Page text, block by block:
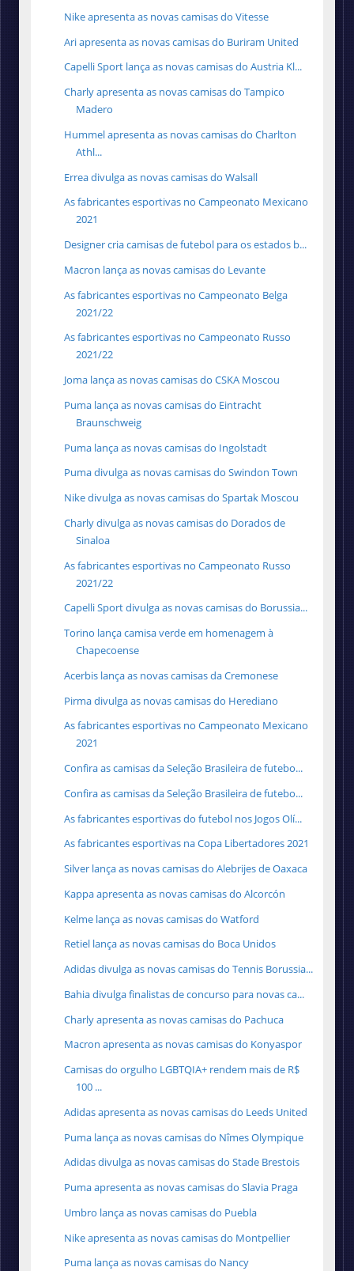
Nike apresenta as novas camisas do Vitesse
Ari apresenta as novas camisas do Buriram United
Capelli Sport lança as novas camisas do Austria Kl...
Charly apresenta as novas camisas do Tampico
Madero
Hummel apresenta as novas camisas do Charlton
Athl...
Errea divulga as novas camisas do Walsall
As fabricantes esportivas no Campeonato Mexicano
2021
Designer cria camisas de futebol para os estados b...
Macron lança as novas camisas do Levante
As fabricantes esportivas no Campeonato Belga
2021/22
As fabricantes esportivas no Campeonato Russo
2021/22
Joma lança as novas camisas do CSKA Moscou
Puma lança as novas camisas do Eintracht
Braunschweig
Puma lança as novas camisas do Ingolstadt
Puma divulga as novas camisas do Swindon Town
Nike divulga as novas camisas do Spartak Moscou
Charly divulga as novas camisas do Dorados de
Sinaloa
As fabricantes esportivas no Campeonato Russo
2021/22
Capelli Sport divulga as novas camisas do Borussia...
Torino lança camisa verde em homenagem à
Chapecoense
Acerbis lança as novas camisas da Cremonese
Pirma divulga as novas camisas do Herediano
As fabricantes esportivas no Campeonato Mexicano
2021
Confira as camisas da Seleção Brasileira de futebo...
Confira as camisas da Seleção Brasileira de futebo...
As fabricantes esportivas do futebol nos Jogos Olí...
As fabricantes esportivas na Copa Libertadores 2021
Silver lança as novas camisas do Alebrijes de Oaxaca
Kappa apresenta as novas camisas do Alcorcón
Kelme lança as novas camisas do Watford
Retiel lança as novas camisas do Boca Unidos
Adidas divulga as novas camisas do Tennis Borussia...
Bahia divulga finalistas de concurso para novas ca...
Charly apresenta as novas camisas do Pachuca
Macron apresenta as novas camisas do Konyaspor
Camisas do orgulho LGBTQIA+ rendem mais de R$
100 ...
Adidas apresenta as novas camisas do Leeds United
Puma lança as novas camisas do Nîmes Olympique
Adidas divulga as novas camisas do Stade Brestois
Puma apresenta as novas camisas do Slavia Praga
Umbro lança as novas camisas do Puebla
Nike apresenta as novas camisas do Montpellier
Puma lança as novas camisas do Nancy